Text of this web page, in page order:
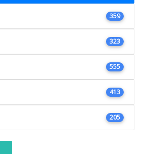
359
323
555
413
205